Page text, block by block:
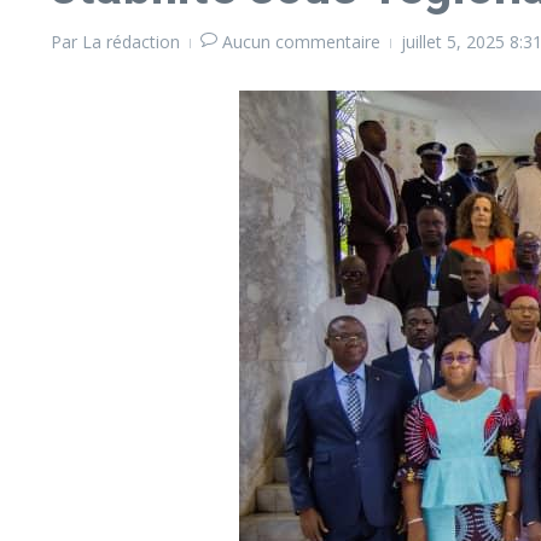
Par La rédaction Aucun commentaire juillet 5, 2025